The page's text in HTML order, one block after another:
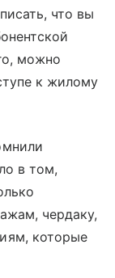
что вы
можно
к жилому
в том,
чердаку,
которые